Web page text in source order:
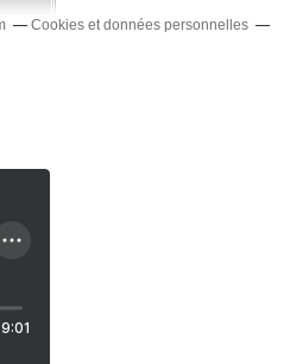
Cookies et données personnelles